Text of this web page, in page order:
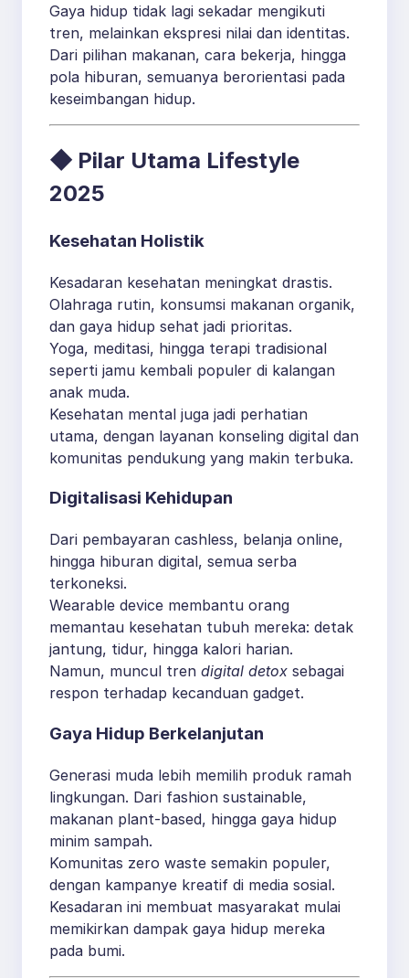
Gaya hidup tidak lagi sekadar mengikuti
tren, melainkan ekspresi nilai dan identitas.
Dari pilihan makanan, cara bekerja, hingga
pola hiburan, semuanya berorientasi pada
keseimbangan hidup.
◆ Pilar Utama Lifestyle
2025
Kesehatan Holistik
Kesadaran kesehatan meningkat drastis.
Olahraga rutin, konsumsi makanan organik,
dan gaya hidup sehat jadi prioritas.
Yoga, meditasi, hingga terapi tradisional
seperti jamu kembali populer di kalangan
anak muda.
Kesehatan mental juga jadi perhatian
utama, dengan layanan konseling digital dan
komunitas pendukung yang makin terbuka.
Digitalisasi Kehidupan
Dari pembayaran cashless, belanja online,
hingga hiburan digital, semua serba
terkoneksi.
Wearable device membantu orang
memantau kesehatan tubuh mereka: detak
jantung, tidur, hingga kalori harian.
Namun, muncul tren digital detox sebagai
respon terhadap kecanduan gadget.
Gaya Hidup Berkelanjutan
Generasi muda lebih memilih produk ramah
lingkungan. Dari fashion sustainable,
makanan plant-based, hingga gaya hidup
minim sampah.
Komunitas zero waste semakin populer,
dengan kampanye kreatif di media sosial.
Kesadaran ini membuat masyarakat mulai
memikirkan dampak gaya hidup mereka
pada bumi.